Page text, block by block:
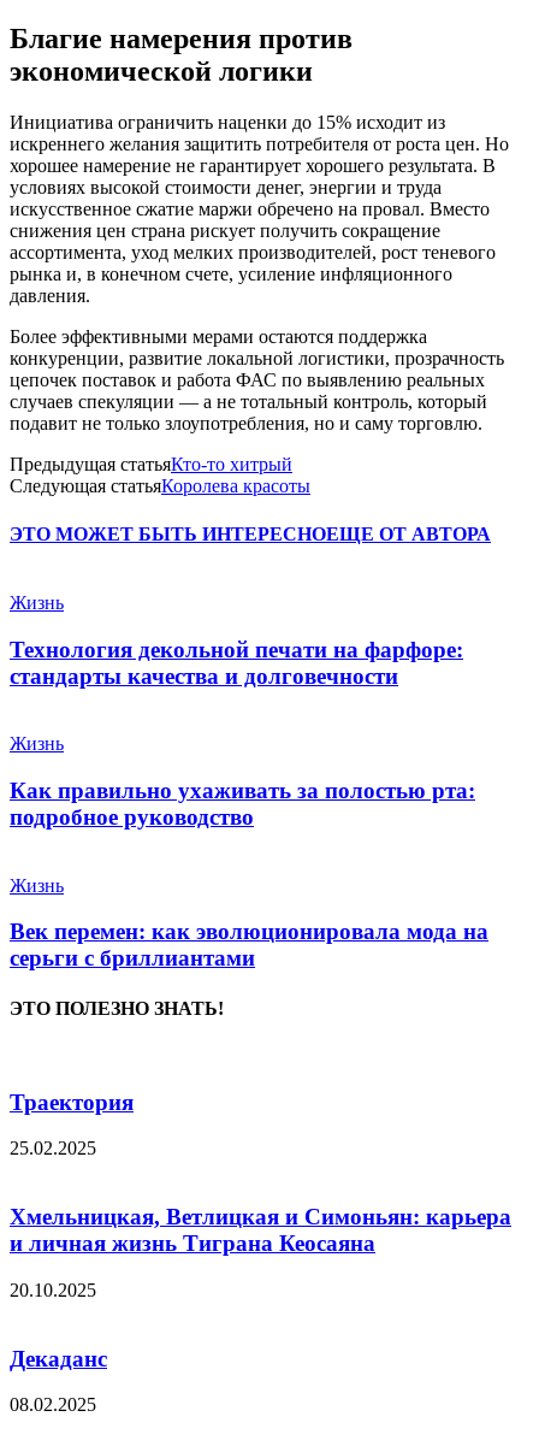
Благие намерения против
экономической логики
Инициатива ограничить наценки до 15% исходит из
искреннего желания защитить потребителя от роста цен. Но
хорошее намерение не гарантирует хорошего результата. В
условиях высокой стоимости денег, энергии и труда
искусственное сжатие маржи обречено на провал. Вместо
снижения цен страна рискует получить сокращение
ассортимента, уход мелких производителей, рост теневого
рынка и, в конечном счете, усиление инфляционного
давления.
Более эффективными мерами остаются поддержка
конкуренции, развитие локальной логистики, прозрачность
цепочек поставок и работа ФАС по выявлению реальных
случаев спекуляции — а не тотальный контроль, который
подавит не только злоупотребления, но и саму торговлю.
Предыдущая статьяКто-то хитрый
Следующая статьяКоролева красоты
ЭТО МОЖЕТ БЫТЬ ИНТЕРЕСНОЕЩЕ ОТ АВТОРА
Жизнь
Технология декольной печати на фарфоре:
стандарты качества и долговечности
Жизнь
Как правильно ухаживать за полостью рта:
подробное руководство
Жизнь
Век перемен: как эволюционировала мода на
серьги с бриллиантами
ЭТО ПОЛЕЗНО ЗНАТЬ!
Траектория
25.02.2025
Хмельницкая, Ветлицкая и Симоньян: карьера
и личная жизнь Тиграна Кеосаяна
20.10.2025
Декаданс
08.02.2025